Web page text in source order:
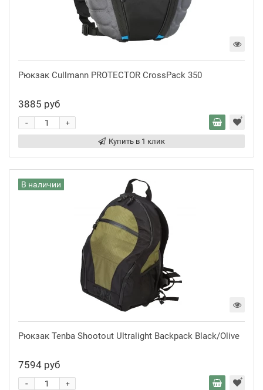
Рюкзак Cullmann PROTECTOR CrossPack 350
3885 руб
+
-
Купить в 1 клик
В наличии
Рюкзак Tenba Shootout Ultralight Backpack Black/Olive
7594 руб
+
-